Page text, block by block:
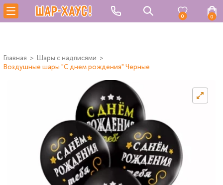
0 0
Главная
Шары с надписями
Воздушные шары "С днем рождения" Черные